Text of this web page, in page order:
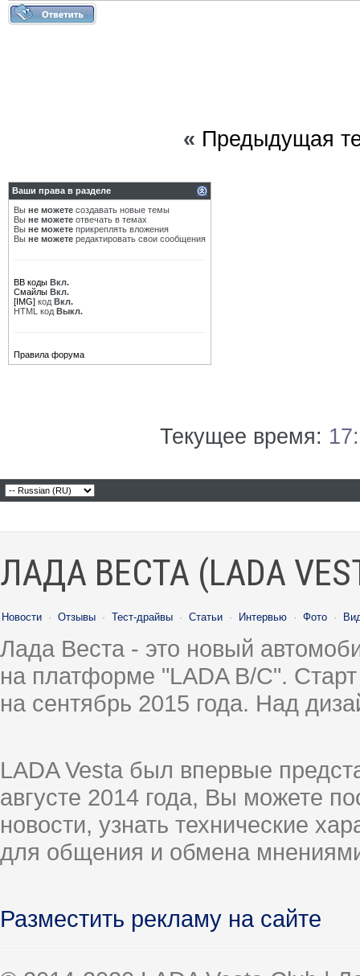
« Предыдущая
Ваши права в разделе
Вы не можете создавать новые темы
Вы не можете отвечать в темах
Вы не можете прикреплять вложения
Вы не можете редактировать свои сообщения
BB коды Вкл.
Смайлы Вкл.
[IMG] код Вкл.
HTML код Выкл.
Правила форума
Текущее время:
ЛАДА ВЕСТА (LADA
Новости · Отзывы · Тест-драйвы · Статьи · Интервью · Фото ·
Лада Веста - это новый
на платформе "LADA B/C".
на сентябрь 2015 года. Над
LADA Vesta был впервые
августе 2014 года, Вы можете
новости, узнать технические
для общения и обмена
Разместить рекламу на сайте